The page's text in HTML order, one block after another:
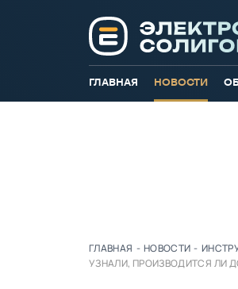
ГЛАВНАЯ НОВОСТИ
ГЛАВНАЯ - НОВОСТИ -
УЗНАЛИ, ПРОИЗВОДИТСЯ ЛИ